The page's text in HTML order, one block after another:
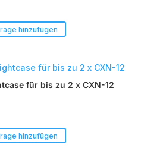
hinzufügen
für bis zu 2 x CXN-12
hinzufügen